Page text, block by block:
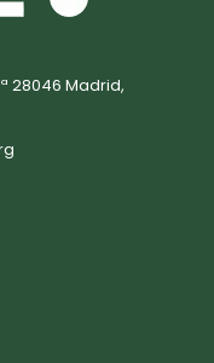
28046 Madrid,